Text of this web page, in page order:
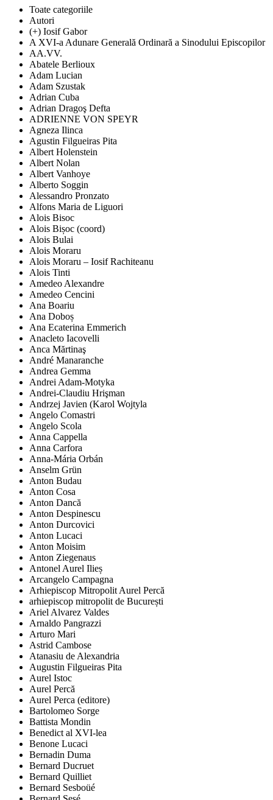
Toate categoriile
Autori
(+) Iosif Gabor
A XVI-a Adunare Generală Ordinară a Sinodului Episcopilor
AA.VV.
Abatele Berlioux
Adam Lucian
Adam Szustak
Adrian Cuba
Adrian Dragoş Defta
ADRIENNE VON SPEYR
Agneza Ilinca
Agustin Filgueiras Pita
Albert Holenstein
Albert Nolan
Albert Vanhoye
Alberto Soggin
Alessandro Pronzato
Alfons Maria de Liguori
Alois Bisoc
Alois Bișoc (coord)
Alois Bulai
Alois Moraru
Alois Moraru – Iosif Rachiteanu
Alois Tinti
Amedeo Alexandre
Amedeo Cencini
Ana Boariu
Ana Doboș
Ana Ecaterina Emmerich
Anacleto Iacovelli
Anca Mărtinaş
André Manaranche
Andrea Gemma
Andrei Adam-Motyka
Andrei-Claudiu Hrişman
Andrzej Javien (Karol Wojtyla
Angelo Comastri
Angelo Scola
Anna Cappella
Anna Carfora
Anna-Mária Orbán
Anselm Grün
Anton Budau
Anton Cosa
Anton Dancă
Anton Despinescu
Anton Durcovici
Anton Lucaci
Anton Moisim
Anton Ziegenaus
Antonel Aurel Ilieș
Arcangelo Campagna
Arhiepiscop Mitropolit Aurel Percă
arhiepiscop mitropolit de București
Ariel Alvarez Valdes
Arnaldo Pangrazzi
Arturo Mari
Astrid Cambose
Atanasiu de Alexandria
Augustin Filgueiras Pita
Aurel Istoc
Aurel Percă
Aurel Perca (editore)
Bartolomeo Sorge
Battista Mondin
Benedict al XVI-lea
Benone Lucaci
Bernadin Duma
Bernard Ducruet
Bernard Quilliet
Bernard Sesboüé